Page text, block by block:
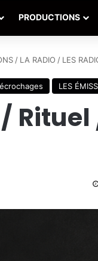
PRODUCTIONS
/ LA RADIO / LES
LES